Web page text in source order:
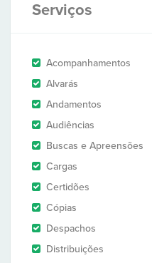
Serviços
Acompanhamentos
Alvarás
Andamentos
Audiências
Buscas e Apreensões
Cargas
Certidões
Cópias
Despachos
Distribuições